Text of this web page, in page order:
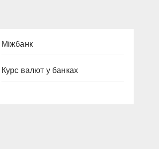
Міжбанк
Курс валют у банках